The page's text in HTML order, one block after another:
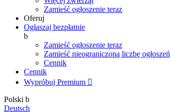
Zamieść ogłoszenie teraz
Oferuj
Ogłaszaj bezpłatnie
b
Zamieść ogłoszenie teraz
Zamieść nieograniczoną liczbę ogłoszeń
Cennik
Cennik
Wypróbuj Premium 
Polski b
Deutsch